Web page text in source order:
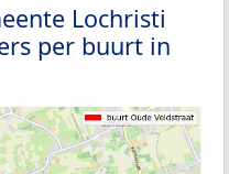
Lochristi
per buurt in